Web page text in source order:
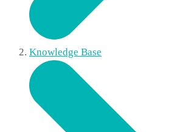
Knowledge Base